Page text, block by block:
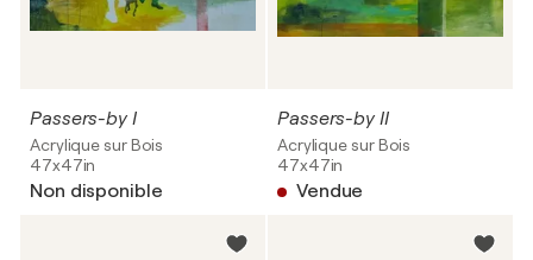
Passers-by I
Acrylique sur Bois
47x47in
Non disponible
Passers-by II
Acrylique sur Bois
47x47in
Vendue